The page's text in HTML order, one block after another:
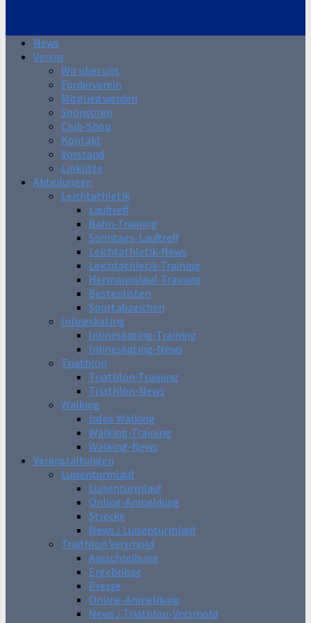
News
Verein
Wir über uns
Förderverein
Mitglied werden
Sponsoren
Club-Shop
Kontakt
Vorstand
Linkliste
Abteilungen
Leichtathletik
Lauftreff
Bahn-Training
Sonntags-Lauftreff
Leichtathletik-News
Leichtathletik-Training
Hermannslauf-Training
Bestenlisten
Sportabzeichen
Inlineskating
Inlineskating-Training
Inlineskating-News
Triathlon
Triathlon-Training
Triathlon-News
Walking
Infos Walking
Walking-Training
Walking-News
Veranstaltungen
Luisenturmlauf
Luisenturmlauf
Online-Anmeldung
Strecke
News / Luisenturmlauf
Triathlon Versmold
Ausschreibung
Ergebnisse
Presse
Online-Anmeldung
News / Triathlon-Versmold